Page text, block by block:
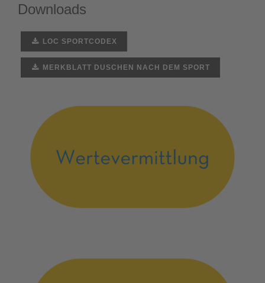
Downloads
LOC SPORTCODEX
MERKBLATT DUSCHEN NACH DEM SPORT